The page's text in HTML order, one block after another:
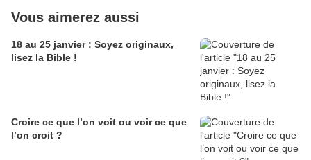
Vous aimerez aussi
18 au 25 janvier : Soyez originaux,
lisez la Bible !
Croire ce que l’on voit ou voir ce que
l’on croit ?